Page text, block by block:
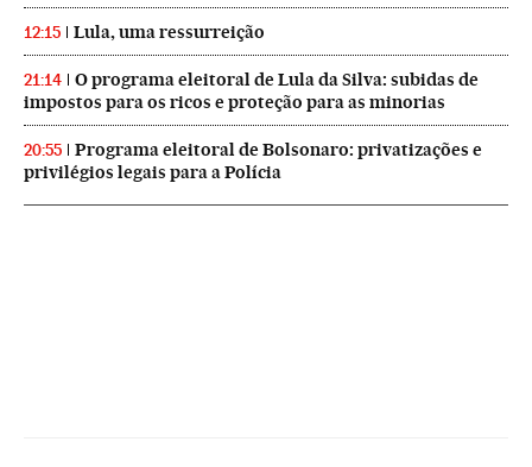
12:15 Lula, uma ressurreição
21:14
O programa eleitoral de Lula da Silva: subidas de
impostos para os ricos e proteção para as minorias
20:55
Programa eleitoral de Bolsonaro: privatizações e
privilégios legais para a Polícia